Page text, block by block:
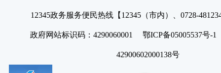
12345政务服务便民热线【12345（市内）、0728-
政府网站标识码：4290060001 鄂ICP备05005537号
42900602000138号